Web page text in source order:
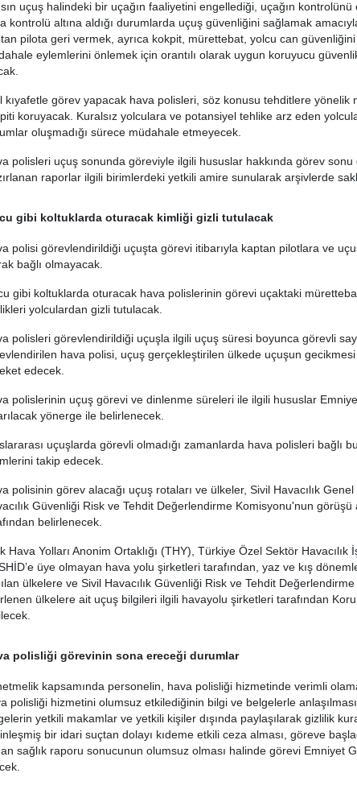
uçuş halindeki bir uçağın faaliyetini engellediği, uçağın
kontrolü altına aldığı durumlarda uçuş güvenliğini sağlamak
pilota geri vermek, ayrıca kokpit, mürettebat, yolcu can güvenliğini
eylemlerini önlemek için orantılı olarak uygun koruyucu
kıyafetle görev yapacak hava polisleri, söz konusu tehditlere yönelik
koruyacak. Kuralsız yolculara ve potansiyel tehlike arz eden
oluşmadığı sürece müdahale etmeyecek.
polisleri uçuş sonunda göreviyle ilgili hususlar hakkında görev sonu
raporlar ilgili birimlerdeki yetkili amire sunularak arşivlerde
gibi koltuklarda oturacak kimliği gizli tutulacak
polisi görevlendirildiği uçuşta görevi itibarıyla kaptan pilotlara ve
bağlı olmayacak.
gibi koltuklarda oturacak hava polislerinin görevi uçaktaki
yolculardan gizli tutulacak.
polisleri görevlendirildiği uçuşla ilgili uçuş süresi boyunca görevli
hava polisi, uçuş gerçekleştirilen ülkede uçuşun
edecek.
polislerinin uçuş görevi ve dinlenme süreleri ile ilgili hususlar
yönerge ile belirlenecek.
uçuşlarda görevli olmadığı zamanlarda hava polisleri bağlı
takip edecek.
polisinin görev alacağı uçuş rotaları ve ülkeler, Sivil Havacılık
Güvenliği Risk ve Tehdit Değerlendirme Komisyonu'nun görüşü
belirlenecek.
Hava Yolları Anonim Ortaklığı (THY), Türkiye Özel Sektör
üye olmayan hava yolu şirketleri tarafından, yaz ve kış
ülkelere ve Sivil Havacılık Güvenliği Risk ve Tehdit
ülkelere ait uçuş bilgileri ilgili havayolu şirketleri tarafından
polisliği görevinin sona ereceği durumlar
kapsamında personelin, hava polisliği hizmetinde verimli
polisliği hizmetini olumsuz etkilediğinin bilgi ve belgelerle
yetkili makamlar ve yetkili kişiler dışında paylaşılarak gizlilik
bir idari suçtan dolayı kıdeme etkili ceza alması, göreve
sağlık raporu sonucunun olumsuz olması halinde görevi Emniyet